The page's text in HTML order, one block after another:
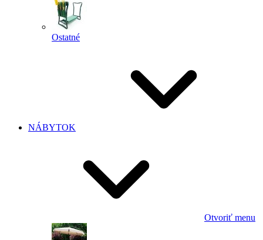
Ostatné
NÁBYTOK
Otvoriť menu